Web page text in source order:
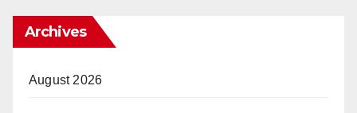
Archives
August 2026